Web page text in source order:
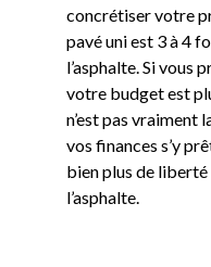
concrétiser votre
pavé uni est 3 à 4
l’asphalte. Si vous
votre budget est
n’est pas vraiment
vos finances s’y
bien plus de
l’asphalte.